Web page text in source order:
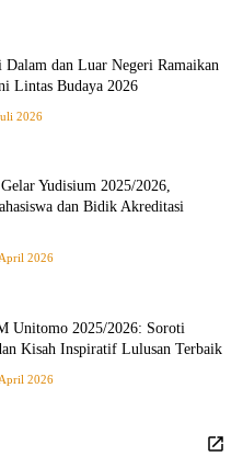
Dalam dan Luar Negeri Ramaikan
Lintas Budaya 2026
2026
Yudisium 2025/2026,
dan Bidik Akreditasi
2026
Unitomo 2025/2026: Soroti
Kisah Inspiratif Lulusan Terbaik
2026
Friendship Run 2026 Usung